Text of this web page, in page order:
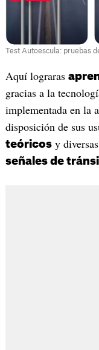
Test Autoescula: pruebas
‎Aquí lograras
gracias a la
implementada en la
disposición de sus
teóricosy diversas
señales de